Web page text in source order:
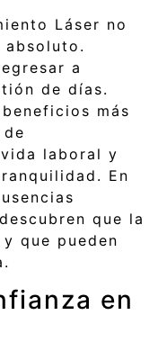
Láser no
absoluto.
a
de días.
más
laboral y
En
que la
que pueden
en